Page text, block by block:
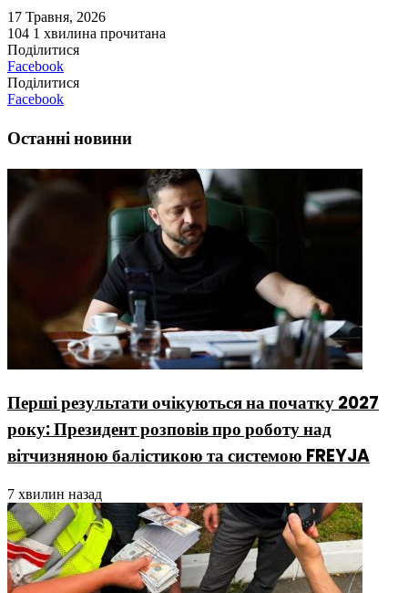
17 Травня, 2026
104 1 хвилина прочитана
Поділитися
Facebook
Поділитися
Facebook
Останні новини
Перші результати очікуються на початку 2027
року: Президент розповів про роботу над
вітчизняною балістикою та системою FREYJA
7 хвилин назад